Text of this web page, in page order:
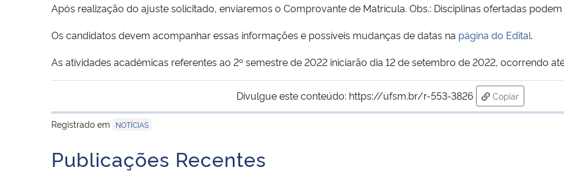
Após realização do ajuste solicitado, enviaremos o Comprovante de Matrícula. Obs.: Disciplinas ofertadas
Os candidatos devem acompanhar essas informações e possíveis mudanças de datas na página do Edital.
As atividades acadêmicas referentes ao 2º semestre de 2022 iniciarão dia 12 de setembro de 2022, ocorrendo
Divulgue este conteúdo: https://ufsm.br/r-553-3826
Copiar
para área de
Registrado em
NOTÍCIAS
Publicações Recentes